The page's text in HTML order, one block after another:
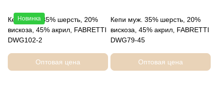
Новинка
Кепи муж. 35% шерсть, 20%
вискоза, 45% акрил, FABRETTI
DWG102-2
Оптовая цена
Кепи муж. 35% шерсть, 20%
вискоза, 45% акрил, FABRETTI
DWG79-45
Оптовая цена